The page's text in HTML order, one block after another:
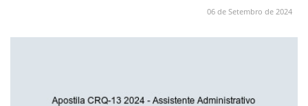
06 de Setembro de 2024